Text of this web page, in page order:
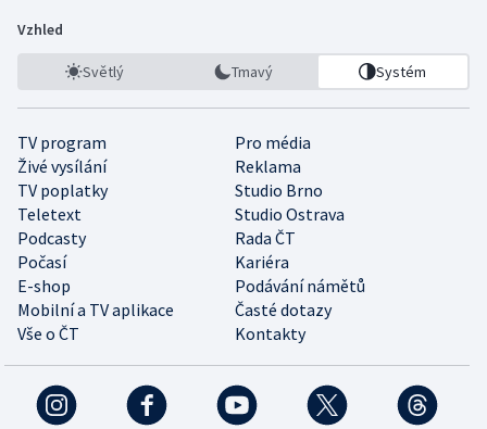
Vzhled
Světlý Tmavý Systém
TV program
Pro média
Živé vysílání
Reklama
TV poplatky
Studio Brno
Teletext
Studio Ostrava
Podcasty
Rada ČT
Počasí
Kariéra
E-shop
Podávání námětů
Mobilní a TV aplikace
Časté dotazy
Vše o ČT
Kontakty